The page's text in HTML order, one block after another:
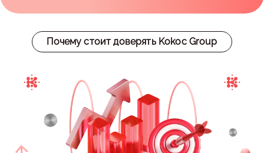
Почему стоит доверять Kokoc Group